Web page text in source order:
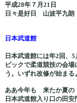
平成28年７月21日
日々是好日 山波平九朗
日本武道館
日本武道館には年2回、
ピックで柔道競技の会
う。いずれ改修が始まる
ああ今年も 来たか
日本武道館入り